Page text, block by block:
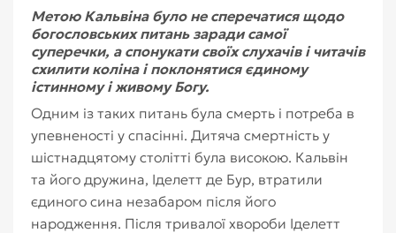
Метою Кальвіна було не сперечатися щодо
богословських питань заради самої
суперечки, а спонукати своїх слухачів і читачів
схилити коліна і поклонятися єдиному
істинному і живому Богу.
Одним із таких питань була смерть і потреба в
упевненості у спасінні. Дитяча смертність у
шістнадцятому столітті була високою. Кальвін
та його дружина, Іделетт де Бур, втратили
єдиного сина незабаром після його
народження. Після тривалої хвороби Іделетт